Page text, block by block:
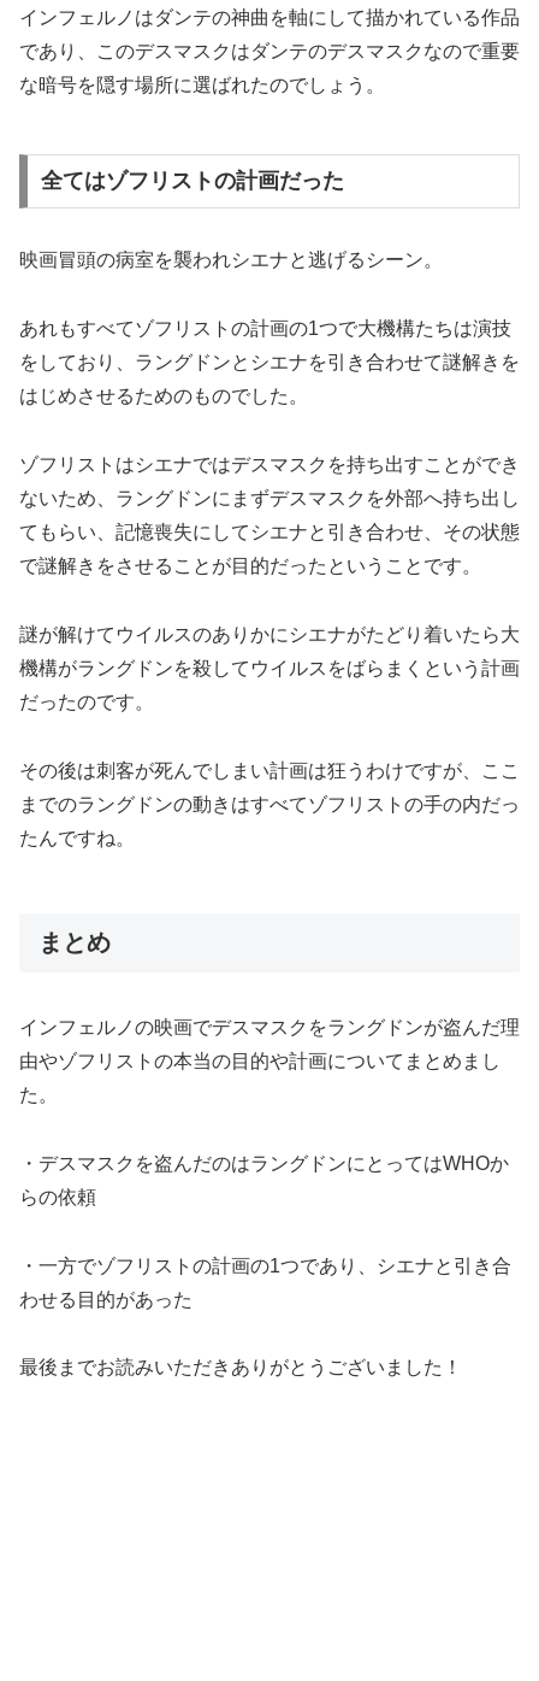
インフェルノはダンテの神曲を軸にして描かれている作品
であり、このデスマスクはダンテのデスマスクなので重要
な暗号を隠す場所に選ばれたのでしょう。
全てはゾフリストの計画だった
映画冒頭の病室を襲われシエナと逃げるシーン。
あれもすべてゾフリストの計画の1つで大機構たちは演技
をしており、ラングドンとシエナを引き合わせて謎解きを
はじめさせるためのものでした。
ゾフリストはシエナではデスマスクを持ち出すことができ
ないため、ラングドンにまずデスマスクを外部へ持ち出し
てもらい、記憶喪失にしてシエナと引き合わせ、その状態
で謎解きをさせることが目的だったということです。
謎が解けてウイルスのありかにシエナがたどり着いたら大
機構がラングドンを殺してウイルスをばらまくという計画
だったのです。
その後は刺客が死んでしまい計画は狂うわけですが、ここ
までのラングドンの動きはすべてゾフリストの手の内だっ
たんですね。
まとめ
インフェルノの映画でデスマスクをラングドンが盗んだ理
由やゾフリストの本当の目的や計画についてまとめまし
た。
・デスマスクを盗んだのはラングドンにとってはWHOか
らの依頼
・一方でゾフリストの計画の1つであり、シエナと引き合
わせる目的があった
最後までお読みいただきありがとうございました！